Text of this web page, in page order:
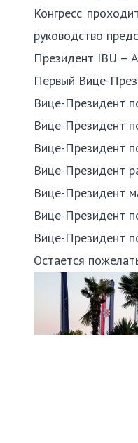
Конгресс
руководство
Президент IBU –
Первый Вице-
Вице-Президент
Вице-Президент
Вице-Президент
Вице-Президент
Вице-Президент
Вице-Президент
Вице-Президент
Остается